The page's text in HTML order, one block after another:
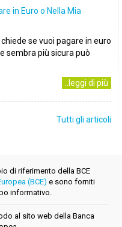
in Euro o Nella Mia
se vuoi pagare in euro
sembra più sicura può
..leggi di più
Tutti gli articoli
di riferimento della BCE
(BCE) e sono forniti
informativo.
al sito web della Banca